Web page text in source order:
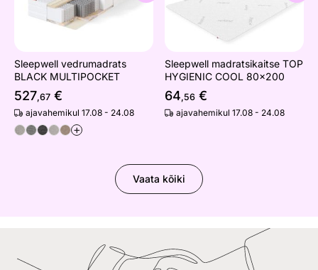
Sleepwell vedrumadrats
BLACK MULTIPOCKET
527,67 €
ajavahemikul 17.08 - 24.08
+
Sleepwell madratsikaitse TOP
HYGIENIC COOL 80x200
64,56 €
ajavahemikul 17.08 - 24.08
Vaata kõiki